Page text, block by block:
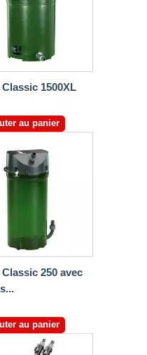
1500XL
au panier
250 avec
au panier